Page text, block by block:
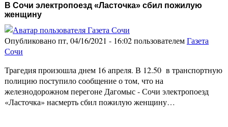
В Сочи электропоезд «Ласточка» сбил пожилую
женщину
Опубликовано пт, 04/16/2021 - 16:02 пользователемГазета
Сочи
Трагедия произошла днем 16 апреля. В 12.50 в транспортную
полицию поступило сообщение о том, что на
железнодорожном перегоне Дагомыс - Сочи электропоезд
«Ласточка» насмерть сбил пожилую женщину…